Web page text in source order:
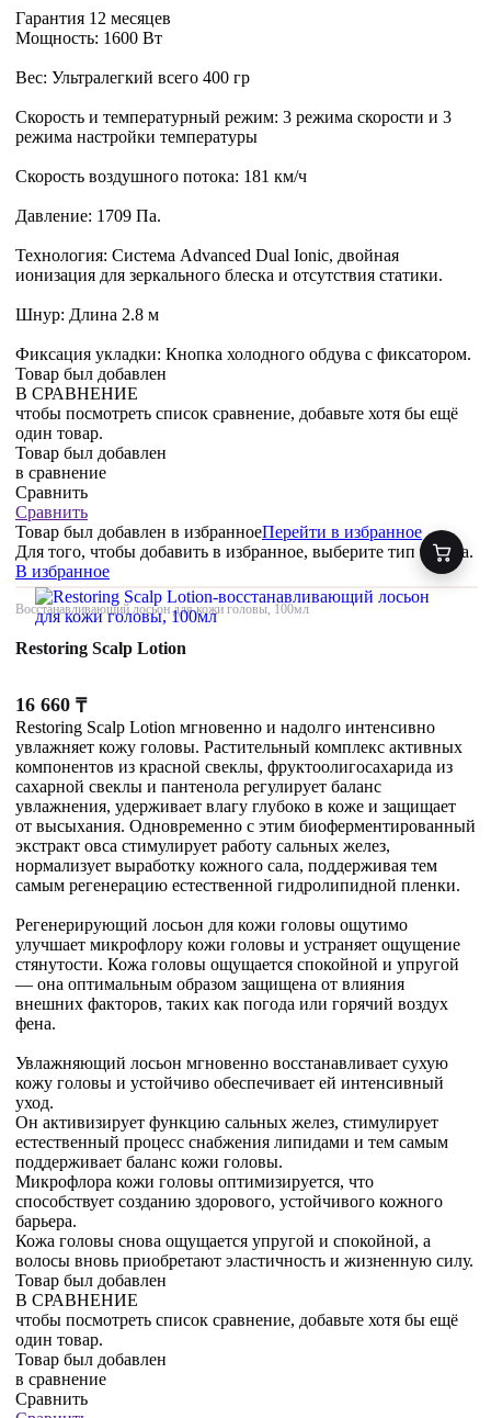
Гарантия 12 месяцев
Мощность: 1600 Вт
Вес: Ультралегкий всего 400 гр
Скорость и температурный режим: 3 режима скорости и 3
режима настройки температуры
Скорость воздушного потока: 181 км/ч
Давление: 1709 Па.
Технология: Система Advanced Dual Ionic, двойная
ионизация для зеркального блеска и отсутствия статики.
Шнур: Длина 2.8 м
Фиксация укладки: Кнопка холодного обдува с фиксатором.
Товар был добавлен
В СРАВНЕНИЕ
чтобы посмотреть список сравнение, добавьте хотя бы ещё
один товар.
Товар был добавлен
в сравнение
Сравнить
Сравнить
Товар был добавлен в избранноеПерейти в избранное
Для того, чтобы добавить в избранное, выберите тип товара.
В избранное
Восстанавливающий лосьон для кожи головы, 100мл
Restoring Scalp Lotion
16 660 ₸
Restoring Scalp Lotion мгновенно и надолго интенсивно
увлажняет кожу головы. Растительный комплекс активных
компонентов из красной свеклы, фруктоолигосахарида из
сахарной свеклы и пантенола регулирует баланс
увлажнения, удерживает влагу глубоко в коже и защищает
от высыхания. Одновременно с этим биоферментированный
экстракт овса стимулирует работу сальных желез,
нормализует выработку кожного сала, поддерживая тем
самым регенерацию естественной гидролипидной пленки.
Регенерирующий лосьон для кожи головы ощутимо
улучшает микрофлору кожи головы и устраняет ощущение
стянутости. Кожа головы ощущается спокойной и упругой
— она оптимальным образом защищена от влияния
внешних факторов, таких как погода или горячий воздух
фена.
Увлажняющий лосьон мгновенно восстанавливает сухую
кожу головы и устойчиво обеспечивает ей интенсивный
уход.
Он активизирует функцию сальных желез, стимулирует
естественный процесс снабжения липидами и тем самым
поддерживает баланс кожи головы.
Микрофлора кожи головы оптимизируется, что
способствует созданию здорового, устойчивого кожного
барьера.
Кожа головы снова ощущается упругой и спокойной, а
волосы вновь приобретают эластичность и жизненную силу.
Товар был добавлен
В СРАВНЕНИЕ
чтобы посмотреть список сравнение, добавьте хотя бы ещё
один товар.
Товар был добавлен
в сравнение
Сравнить